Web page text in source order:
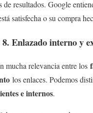
de resultados. Google
satisfecha o su compra
8. Enlazado interno y
mucha relevancia entre los
los enlaces. Podemos
e internos.